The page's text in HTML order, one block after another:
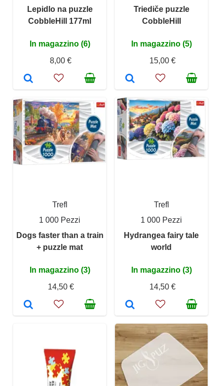
Lepidlo na puzzle
CobbleHill 177ml
In magazzino (6)
8,00 €
Triediče puzzle
CobbleHill
In magazzino (5)
15,00 €
Trefl
1 000 Pezzi
Dogs faster than a train
+ puzzle mat
In magazzino (3)
14,50 €
Trefl
1 000 Pezzi
Hydrangea fairy tale
world
In magazzino (3)
14,50 €